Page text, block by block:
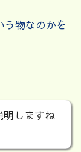
う物なのかを
明しますね